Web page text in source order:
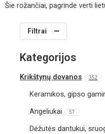
Šie rožančiai, pagrinde verti
Filtrai
Kategorijos
Krikštynų dovanos 352
Keramikos, gipso
Angeliukai 57
Dėžutės dantukui,